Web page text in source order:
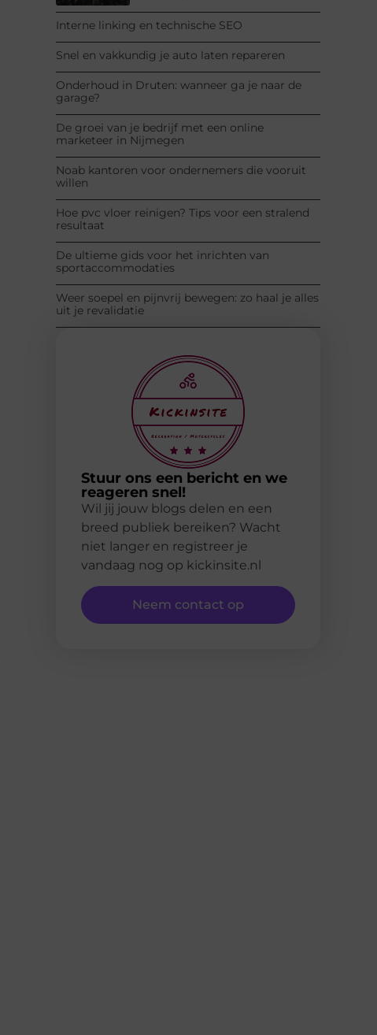
Interne linking en technische SEO
Snel en vakkundig je auto laten repareren
Onderhoud in Druten: wanneer ga je naar de
garage?
De groei van je bedrijf met een online
marketeer in Nijmegen
Noab kantoren voor ondernemers die vooruit
willen
Hoe pvc vloer reinigen? Tips voor een stralend
resultaat
De ultieme gids voor het inrichten van
sportaccommodaties
Weer soepel en pijnvrij bewegen: zo haal je alles
uit je revalidatie
Stuur ons een bericht en we
reageren snel!
Wil jij jouw blogs delen en een
breed publiek bereiken? Wacht
niet langer en registreer je
vandaag nog op kickinsite.nl
Neem contact op